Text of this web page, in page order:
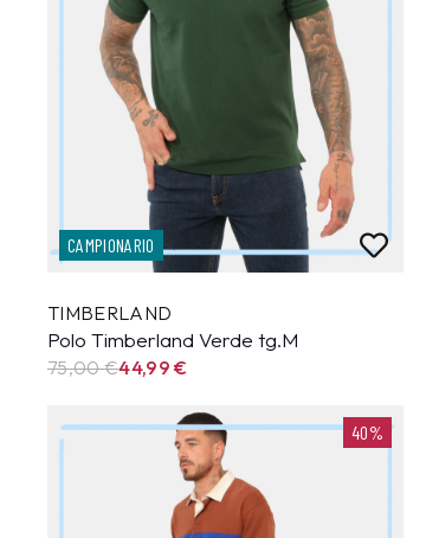
CAMPIONARIO
TIMBERLAND
Polo Timberland Verde tg.M
75,00 €44,99€
40%